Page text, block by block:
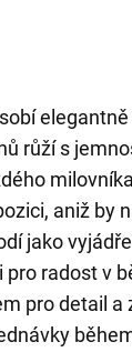
růží s
aniž by
jako
radost v
pro detail a